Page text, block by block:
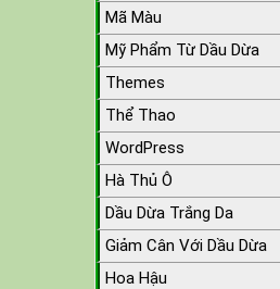
Mã Màu
Mỹ Phẩm Từ Dầu Dừa
Themes
Thể Thao
WordPress
Hà Thủ Ô
Dầu Dừa Trắng Da
Giảm Cân Với Dầu Dừa
Hoa Hậu